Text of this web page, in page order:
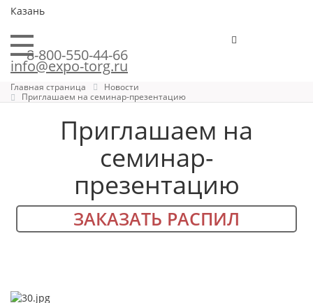
Казань
8-800-550-44-66
info@expo-torg.ru
Главная страница
Новости
Приглашаем на семинар-презентацию
Приглашаем на
семинар-
презентацию
ЗАКАЗАТЬ РАСПИЛ